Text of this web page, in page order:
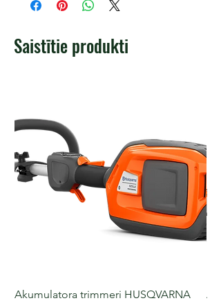
Saistītie produkti
Akumulatora trimmeri HUSQVARNA